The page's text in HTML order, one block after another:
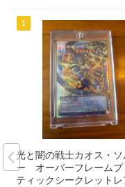
光と闇の戦士カオス・ソ
ー オーバーフレームプ
ティックシークレットレ